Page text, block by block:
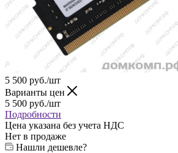
5 500 руб./шт
Варианты цен
5 500 руб./шт
Подробности
Цена указана без учета НДС
Нет в продаже
Нашли дешевле?